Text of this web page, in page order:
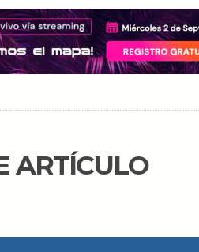
ARTÍCULO